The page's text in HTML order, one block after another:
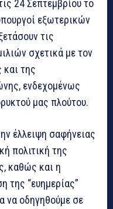
24 Σεπτεμβρίου το
εξωτερικών
τις
σχετικά με τον
της
ενδεχομένως
μας πλούτου.
έλλειψη σαφήνειας
πολιτική της
καθώς και η
της “ευημερίας”
να οδηγηθούμε σε